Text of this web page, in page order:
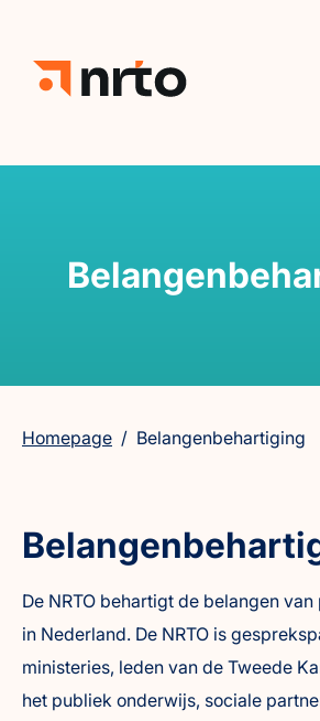
Homepage / Belangenbehartiging
De NRTO behartigt de belangen
in Nederland. De NRTO is
ministeries, leden van de Tweede
het publiek onderwijs, sociale